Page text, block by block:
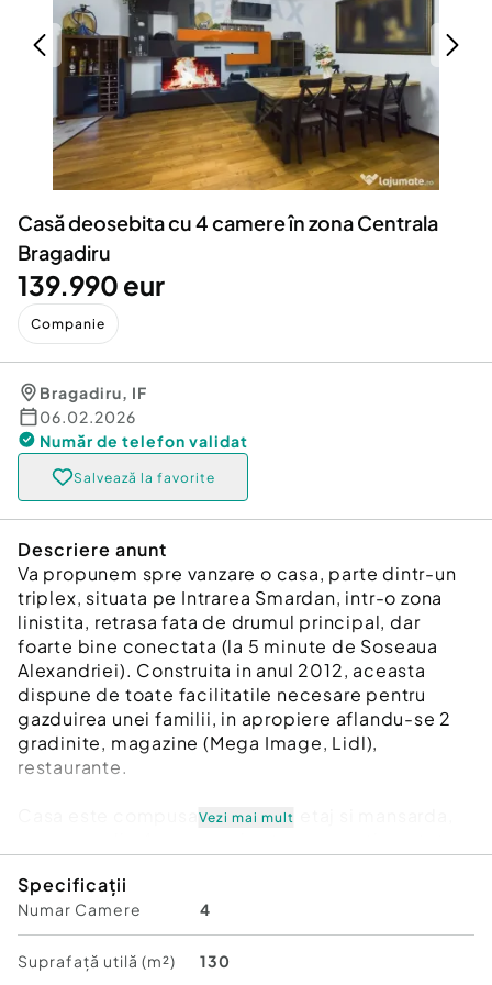
Servicii
Animale de companie
Afaceri și echipamente profesionale
Inchiriere Bunuri si Vehicule
Utilaje agricole si industriale
Piese auto si accesorii
Dacia Duster
Casă deosebita cu 4 camere în zona Centrala
Bragadiru
139.990 eur
Companie
Bragadiru, IF
06.02.2026
Număr de telefon validat
Salvează la favorite
Descriere anunt
Va propunem spre vanzare o casa, parte dintr-un
triplex, situata pe Intrarea Smardan, intr-o zona
linistita, retrasa fata de drumul principal, dar
foarte bine conectata (la 5 minute de Soseaua
Alexandriei). Construita in anul 2012, aceasta
dispune de toate facilitatile necesare pentru
gazduirea unei familii, in apropiere aflandu-se 2
gradinite, magazine (Mega Image, Lidl),
restaurante.
Casa este compusa din parter, etaj si mansarda,
la parter gasim un living spatios, o bucatarie
complet utilata (inclusiv cu electrocasnice mici)
si mobilata, baie de serviciu, hol, si o terasa
Vezi mai mult
Specificații
Numar Camere 4
Suprafață utilă (m²) 130